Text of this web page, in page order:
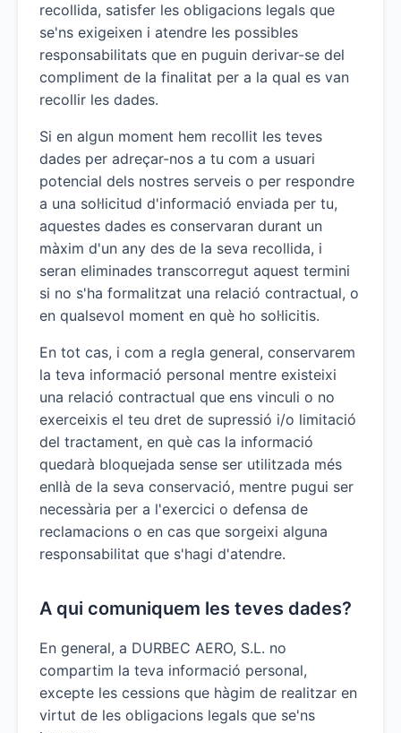
recollida, satisfer les obligacions legals que
se'ns exigeixen i atendre les possibles
responsabilitats que en puguin derivar-se del
compliment de la finalitat per a la qual es van
recollir les dades.
Si en algun moment hem recollit les teves
dades per adreçar-nos a tu com a usuari
potencial dels nostres serveis o per respondre
a una sol·licitud d'informació enviada per tu,
aquestes dades es conservaran durant un
màxim d'un any des de la seva recollida, i
seran eliminades transcorregut aquest termini
si no s'ha formalitzat una relació contractual, o
en qualsevol moment en què ho sol·licitis.
En tot cas, i com a regla general, conservarem
la teva informació personal mentre existeixi
una relació contractual que ens vinculi o no
exerceixis el teu dret de supressió i/o limitació
del tractament, en què cas la informació
quedarà bloquejada sense ser utilitzada més
enllà de la seva conservació, mentre pugui ser
necessària per a l'exercici o defensa de
reclamacions o en cas que sorgeixi alguna
responsabilitat que s'hagi d'atendre.
A qui comuniquem les teves dades?
En general, a DURBEC AERO, S.L. no
compartim la teva informació personal,
excepte les cessions que hàgim de realitzar en
virtut de les obligacions legals que se'ns